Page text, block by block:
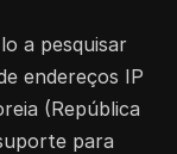
a pesquisar
endereços IP
(República
para